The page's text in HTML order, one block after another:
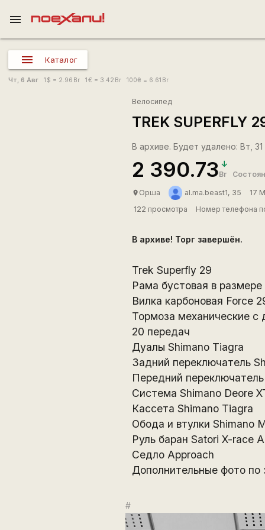
menu
Каталог
Чт, 6 Авг 1 $ = 2.96 Br 1€ = 3.42 Br 100₴ = 6.61 Br
Велосипед
TREK SUPERFLY
В архиве. Будет удалено: Вт,
2 390.73Br
place Орша al.ma.beast1, 35
17
122 просмотра
Номер телефона
В архиве! Торг завершён.
Trek Superfly 29
Рама бустовая в
Вилка карбоновая Force
Тормоза механические
20 передач
Дуалы Shimano Tiagra
Задний переключатель
Передний
Система Shimano Deore
Кассета Shimаno Tiagra
Обода и втулки Shimano
Руль баран Satori X-race
Седло Approach
Дополнительные фото по
#